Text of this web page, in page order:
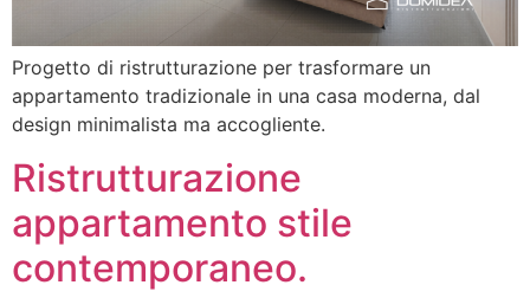
Progetto di ristrutturazione per trasformare un
appartamento tradizionale in una casa moderna, dal
design minimalista ma accogliente.
Ristrutturazione
appartamento stile
contemporaneo.